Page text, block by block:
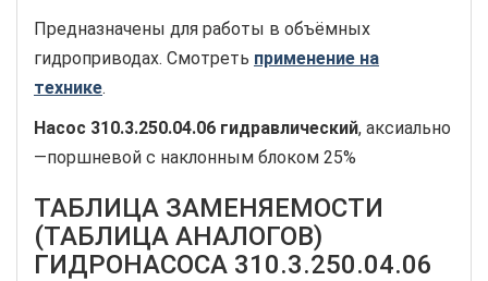
Предназначены для работы в объёмных
гидроприводах. Смотреть применение на
технике.
Насос 310.3.250.04.06 гидравлический, аксиально
—поршневой с наклонным блоком 25%
ТАБЛИЦА ЗАМЕНЯЕМОСТИ
(ТАБЛИЦА АНАЛОГОВ)
ГИДРОНАСОСА 310.3.250.04.06